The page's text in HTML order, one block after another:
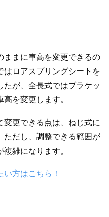
ままに車高を変更できるの
はロアスプリングシートを
が、全長式ではブラケッ
を変更します。
変更できる点は、ねじ式に
ただし、調整できる範囲が
雑になります。
方はこちら！